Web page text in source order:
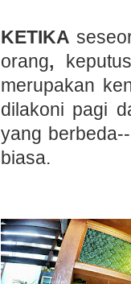
KETIKA
orang,
merupakan
dilakoni pagi
yang
biasa.